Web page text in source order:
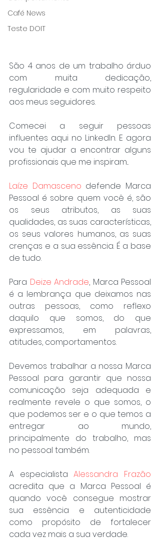
Café News
Teste DOIT
São 4 anos de um trabalho árduo
com muita dedicação,
regularidade e com muito respeito
aos meus seguidores.
Comecei a seguir pessoas
influentes aqui no LinkedIn. E agora
vou te ajudar a encontrar alguns
profissionais que me inspiram...
Laíze Damasceno defende Marca
Pessoal é sobre quem você é, são
os seus atributos, as suas
qualidades, as suas características,
os seus valores humanos, as suas
crenças e a sua essência. É a base
de tudo.
Para Deize Andrade, Marca Pessoal
é a lembrança que deixamos nas
outras pessoas, como reflexo
daquilo que somos, do que
expressamos, em palavras,
atitudes, comportamentos.
Devemos trabalhar a nossa Marca
Pessoal para garantir que nossa
comunicação seja adequada e
realmente revele o que somos, o
que podemos ser e o que temos a
entregar ao mundo,
principalmente do trabalho, mas
no pessoal também.
A especialista Alessandra Frazão
acredita que a Marca Pessoal é
quando você consegue mostrar
sua essência e autenticidade
como propósito de fortalecer
cada vez mais a sua verdade.